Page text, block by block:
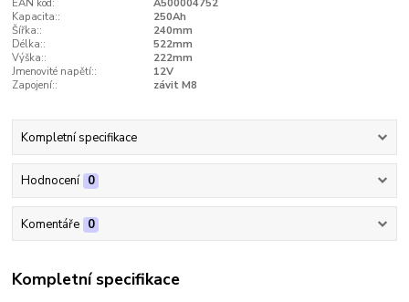
EAN kód:
A500004752
Kapacita::
250Ah
Šířka::
240mm
Délka::
522mm
Výška::
222mm
Jmenovité napětí::
12V
Zapojení::
závit M8
Kompletní specifikace
Hodnocení 0
Komentáře 0
Kompletní specifikace